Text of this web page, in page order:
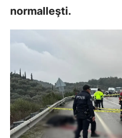
normalleşti.